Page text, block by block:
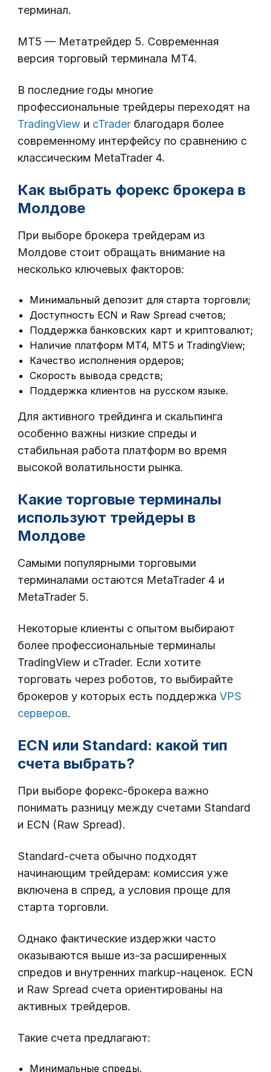
терминал.
MT5 — Метатрейдер 5. Современная
версия торговый терминала МТ4.
В последние годы многие
профессиональные трейдеры переходят на
TradingView и cTrader благодаря более
современному интерфейсу по сравнению с
классическим MetaTrader 4.
Как выбрать форекс брокера в
Молдове
При выборе брокера трейдерам из
Молдове стоит обращать внимание на
несколько ключевых факторов:
Минимальный депозит для старта торговли;
Доступность ECN и Raw Spread счетов;
Поддержка банковских карт и криптовалют;
Наличие платформ MT4, MT5 и TradingView;
Качество исполнения ордеров;
Скорость вывода средств;
Поддержка клиентов на русском языке.
Для активного трейдинга и скальпинга
особенно важны низкие спреды и
стабильная работа платформ во время
высокой волатильности рынка.
Какие торговые терминалы
используют трейдеры в
Молдове
Самыми популярными торговыми
терминалами остаются MetaTrader 4 и
MetaTrader 5.
Некоторые клиенты с опытом выбирают
более профессиональные терминалы
TradingView и cTrader. Если хотите
торговать через роботов, то выбирайте
брокеров у которых есть поддержка VPS
серверов.
ECN или Standard: какой тип
счета выбрать?
При выборе форекс-брокера важно
понимать разницу между счетами Standard
и ECN (Raw Spread).
Standard-счета обычно подходят
начинающим трейдерам: комиссия уже
включена в спред, а условия проще для
старта торговли.
Однако фактические издержки часто
оказываются выше из-за расширенных
спредов и внутренних markup-наценок. ECN
и Raw Spread счета ориентированы на
активных трейдеров.
Такие счета предлагают:
Минимальные спреды,